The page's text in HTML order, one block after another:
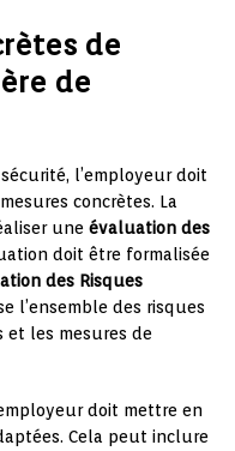
de
de
l’employeur doit
concrètes. La
une évaluation des
doit être formalisée
des Risques
l’ensemble des risques
et les mesures de
doit mettre en
Cela peut inclure